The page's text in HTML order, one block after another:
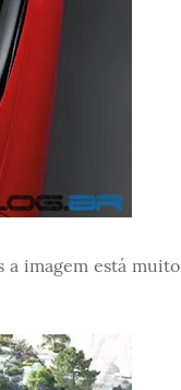
imagem está muito